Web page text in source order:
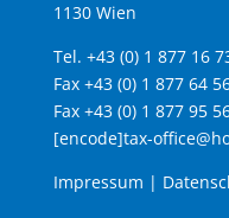
1130 Wien
Tel. +43 (0) 1 877 16
Fax +43 (0) 1 877 64
Fax +43 (0) 1 877 95
[encode]tax-
Impressum |